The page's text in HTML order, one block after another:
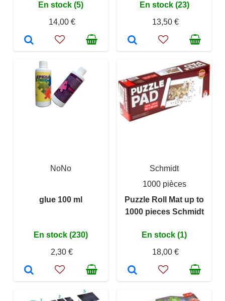
En stock (5)
14,00 €
En stock (23)
13,50 €
NoNo
glue 100 ml
En stock (230)
2,30 €
Schmidt
1000 pièces
Puzzle Roll Mat up to
1000 pieces Schmidt
En stock (1)
18,00 €